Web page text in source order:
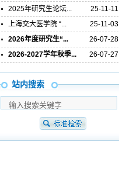
2025年研究生论坛...
25-11-11
上海交大医学院 “...
25-11-03
2026年度研究生“...
26-07-28
2026-2027学年秋季...
26-07-27
站内搜索